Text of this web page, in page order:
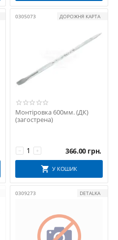
0305073 ДОРОЖНЯ КАРТА
Монтіровка 600мм. (ДК)
(загострена)
+
− 366.00 грн.
У КОШИК
0309273 DETALKA